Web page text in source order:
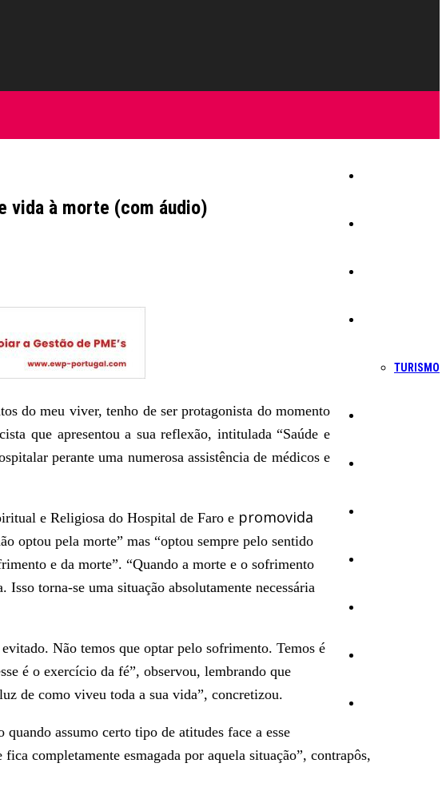
TURISMO
vida à morte (com áudio)
do meu viver, tenho de ser protagonista do momento
que apresentou a sua reflexão, intitulada “Saúde e
perante uma numerosa assistência de médicos e
e Religiosa do Hospital de Faro e promovida
optou pela morte” mas “optou sempre pelo sentido
e da morte”. “Quando a morte e o sofrimento
torna-se uma situação absolutamente necessária
Não temos que optar pelo sofrimento. Temos é
é o exercício da fé”, observou, lembrando que
de como viveu toda a sua vida”, concretizou.
assumo certo tipo de atitudes face a esse
completamente esmagada por aquela situação”, contrapôs,